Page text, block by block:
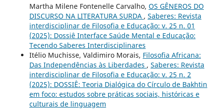
Martha Milene Fontenelle Carvalho, OS GÊNEROS DO
DISCURSO NA LITERATURA SURDA , Saberes: Revista
interdisciplinar de Filosofia e Educação: v. 25 n. 01
(2025): Dossiê Interface Saúde Mental e Educação:
Tecendo Saberes Interdisciplinares
Itélio Muchisse, Valdimiro Morais, Filosofia Africana:
Das Independências às Liberdades , Saberes: Revista
interdisciplinar de Filosofia e Educação: v. 25 n. 2
(2025): DOSSIÊ: Teoria Dialógica do Círculo de Bakhtin
em foco: estudos sobre práticas sociais, históricas e
culturais de linguagem